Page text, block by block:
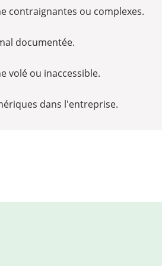
contraignantes ou complexes.
documentée.
volé ou inaccessible.
dans l'entreprise.